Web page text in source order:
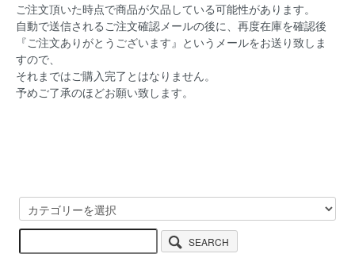
ご注文頂いた時点で商品が欠品している可能性があります。
自動で送信されるご注文確認メールの後に、再度在庫を確認後
『ご注文ありがとうございます』というメールをお送り致しま
すので、
それまではご購入完了とはなりません。
予めご了承のほどお願い致します。
SEARCH